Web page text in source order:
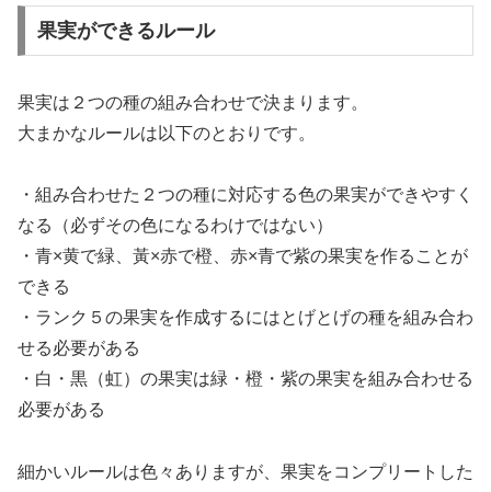
果実ができるルール
果実は２つの種の組み合わせで決まります。
大まかなルールは以下のとおりです。
・組み合わせた２つの種に対応する色の果実ができやすく
なる（必ずその色になるわけではない）
・青×黄で緑、黃×赤で橙、赤×青で紫の果実を作ることが
できる
・ランク５の果実を作成するにはとげとげの種を組み合わ
せる必要がある
・白・黒（虹）の果実は緑・橙・紫の果実を組み合わせる
必要がある
細かいルールは色々ありますが、果実をコンプリートした